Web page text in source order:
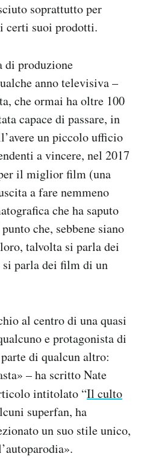
soprattutto per
certi suoi prodotti.
di produzione
anno televisiva –
che ormai ha oltre 100
capace di passare, in
un piccolo ufficio
a vincere, nel 2017
il miglior film (una
a fare nemmeno
che ha saputo
che, sebbene siano
talvolta si parla dei
parla dei film di un
al centro di una quasi
e protagonista di
di qualcun altro:
– ha scritto Nate
intitolato “Il culto
superfan, ha
un suo stile unico,